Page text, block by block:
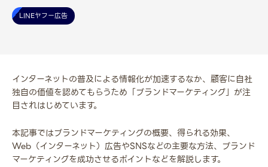
LINEヤフー広告
インターネットの普及による情報化が加速するなか、顧客に自社
独自の価値を認めてもらうため「ブランドマーケティング」が注
目されはじめています。
本記事ではブランドマーケティングの概要、得られる効果、
Web（インターネット）広告やSNSなどの主要な方法、ブランド
マーケティングを成功させるポイントなどを解説します。